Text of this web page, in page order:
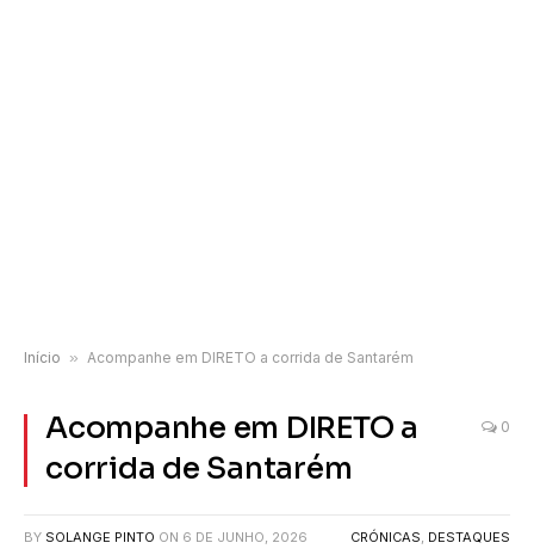
Início » Acompanhe em DIRETO a corrida de Santarém
Acompanhe em DIRETO a
corrida de Santarém
0
BY SOLANGE PINTO ON 6 DE JUNHO, 2026 CRÓNICAS, DESTAQUES